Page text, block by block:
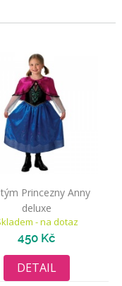
Princezny Anny
deluxe
- na dotaz
450 Kč
DETAIL